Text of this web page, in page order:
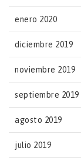
enero 2020
diciembre 2019
noviembre 2019
septiembre 2019
agosto 2019
julio 2019